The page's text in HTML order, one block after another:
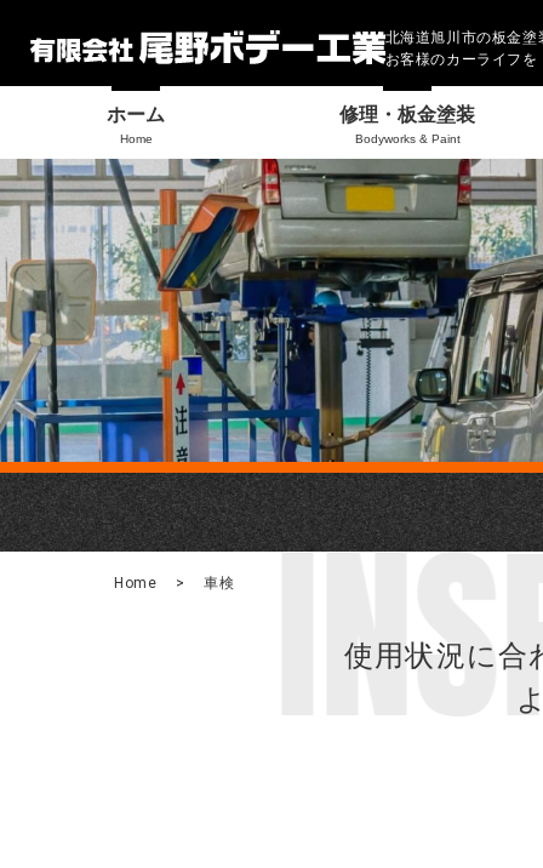
北海道旭川市の板金
お客様のカーライフ
ホーム
Home
修理・板金塗装
Bodyworks & Paint
Home > 車検
使用状況に合